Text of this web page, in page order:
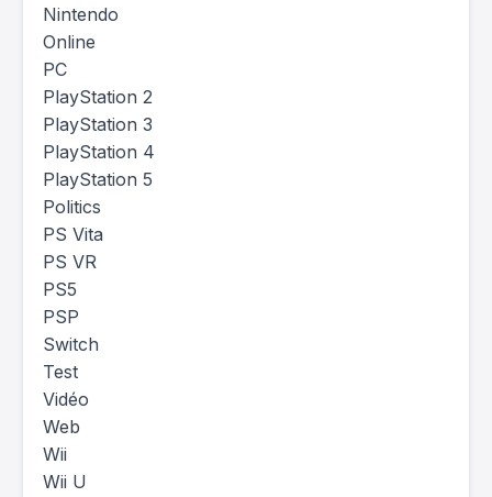
Nintendo
Online
PC
PlayStation 2
PlayStation 3
PlayStation 4
PlayStation 5
Politics
PS Vita
PS VR
PS5
PSP
Switch
Test
Vidéo
Web
Wii
Wii U